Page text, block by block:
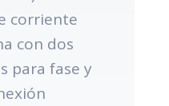
corriente
con dos
para fase y